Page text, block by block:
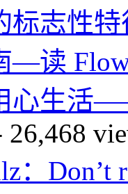
标志性
—读
心生活
26,468
：